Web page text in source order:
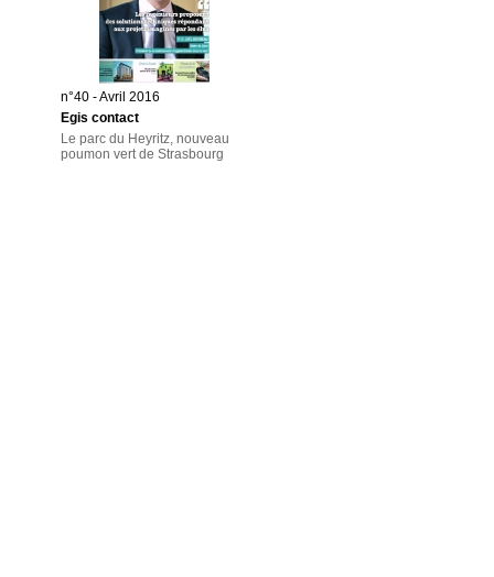
n°40 - Avril 2016
Egis contact
Le parc du Heyritz, nouveau
poumon vert de Strasbourg